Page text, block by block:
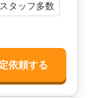
タッフ多数
依頼する